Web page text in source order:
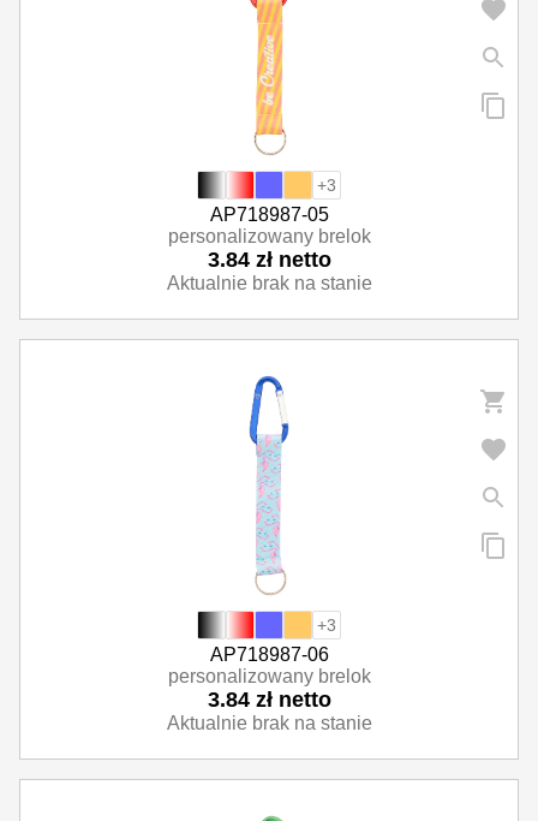
+3
AP718987-05
personalizowany brelok
3.84 zł netto
Aktualnie brak na stanie
+3
AP718987-06
personalizowany brelok
3.84 zł netto
Aktualnie brak na stanie